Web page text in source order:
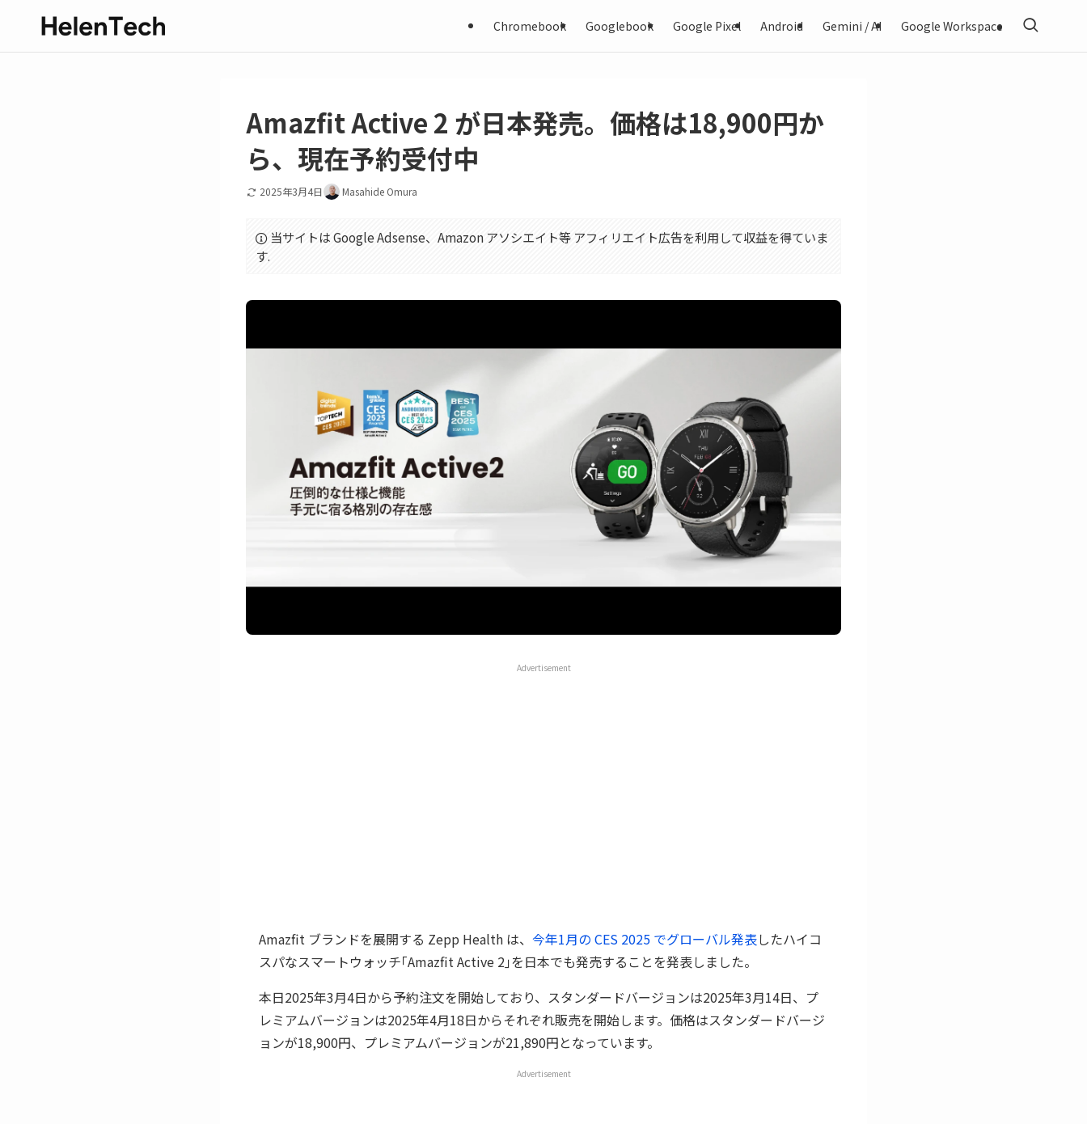
Chromebook Googlebook Google Pixel Android Gemini / AI Google Workspace
Amazfit Active 2 が日本発売。価格は18,900円か
ら、現在予約受付中
2025年3月4日 Masahide Omura
当サイトは Google Adsense、Amazon アソシエイト等 アフィリエイト広告を利用して収益を得ていま
す.
Advertisement
Amazfit ブランドを展開する Zepp Health は、 今年1月の CES 2025 でグローバル発表したハイコ
スパなスマートウォッチ｢Amazfit Active 2｣を日本でも発売することを発表しました。
本日2025年3月4日から予約注文を開始しており、スタンダードバージョンは2025年3月14日、プ
レミアムバージョンは2025年4月18日からそれぞれ販売を開始します。価格はスタンダードバージ
ョンが18,900円、プレミアムバージョンが21,890円となっています。
Advertisement